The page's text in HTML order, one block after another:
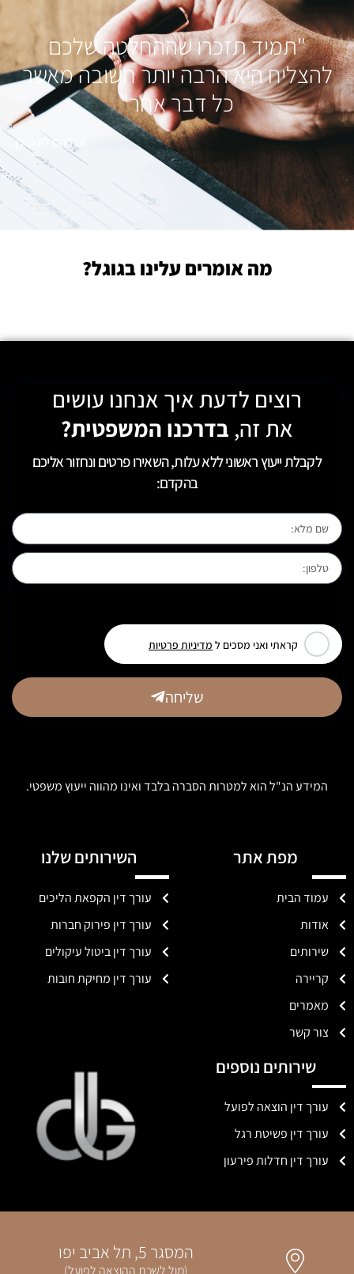
"תמיד תזכרו שההחלטה שלכם
להצליח היא הרבה יותר חשובה מאשר
כל דבר אחר"
אברהם לינקולן
מה אומרים עלינו בגוגל?
רוצים לדעת איך אנחנו עושים
את זה, בדרכנו המשפטית?
לקבלת ייעוץ ראשוני ללא עלות, השאירו פרטים ונחזור אליכם
בהקדם:
קראתי ואני מסכים ל מדיניות פרטיות
שליחה
המידע הנ"ל הוא למטרות הסברה בלבד ואינו מהווה ייעוץ משפטי.
מפת אתר
עמוד הבית
אודות
שירותים
קריירה
מאמרים
צור קשר
השירותים שלנו
עורך דין הקפאת הליכים
עורך דין פירוק חברות
עורך דין ביטול עיקולים
עורך דין מחיקת חובות
שירותים נוספים
עורך דין הוצאה לפועל
עורך דין פשיטת רגל
עורך דין חדלות פירעון
המסגר 5, תל אביב יפו
(מול לשכת ההוצאה לפועל)